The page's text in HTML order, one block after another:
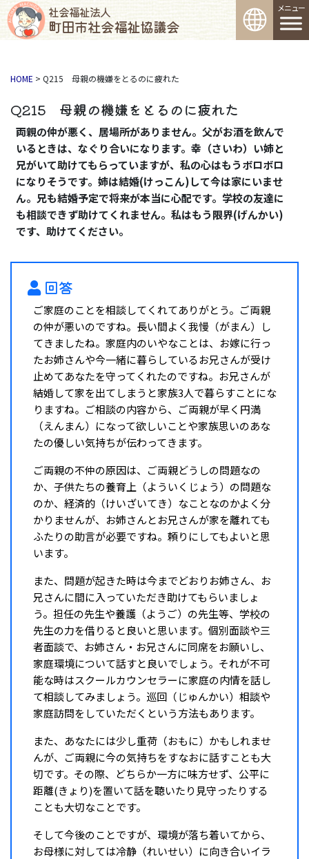
社会福祉法人
町田市社会福祉協議会
コンテンツへスキップ
メインナビゲーション
HOME > Q215 母親の機嫌をとるのに疲れた
Q215 母親の機嫌をとるのに疲れた
両親の仲が悪く、居場所がありません。父がお酒を飲んで
いるときは、なぐり合いになります。幸（さいわ）い姉と
兄がいて助けてもらっていますが、私の心はもうボロボロ
になりそうです。姉は結婚(けっこん)して今は家にいませ
ん。兄も結婚予定で将来が本当に心配です。学校の友達に
も相談できず助けてくれません。私はもう限界(げんかい)
です、助けてください。
回答
ご家庭のことを相談してくれてありがとう。ご両親
の仲が悪いのですね。長い間よく我慢（がまん）し
てきましたね。家庭内のいやなことは、お嫁に行っ
たお姉さんや今一緒に暮らしているお兄さんが受け
止めてあなたを守ってくれたのですね。お兄さんが
結婚して家を出てしまうと家族3人で暮らすことにな
りますね。ご相談の内容から、ご両親が早く円満
（えんまん）になって欲しいことや家族思いのあな
たの優しい気持ちが伝わってきます。
ご両親の不仲の原因は、ご両親どうしの問題なの
か、子供たちの養育上（よういくじょう）の問題な
のか、経済的（けいざいてき）なことなのかよく分
かりませんが、お姉さんとお兄さんが家を離れても
ふたりの助言が必要ですね。頼りにしてもよいと思
います。
また、問題が起きた時は今までどおりお姉さん、お
兄さんに間に入っていただき助けてもらいましょ
う。担任の先生や養護（ようご）の先生等、学校の
先生の力を借りると良いと思います。個別面談や三
者面談で、お姉さん・お兄さんに同席をお願いし、
家庭環境について話すと良いでしょう。それが不可
能な時はスクールカウンセラーに家庭の内情を話し
て相談してみましょう。巡回（じゅんかい）相談や
家庭訪問をしていただくという方法もあります。
また、あなたには少し重荷（おもに）かもしれませ
んが、ご両親に今の気持ちをすなおに話すことも大
切です。その際、どちらか一方に味方せず、公平に
距離(きょり)を置いて話を聴いたり見守ったりする
ことも大切なことです。
そして今後のことですが、環境が落ち着いてから、
お母様に対しては冷静（れいせい）に向き合いイラ